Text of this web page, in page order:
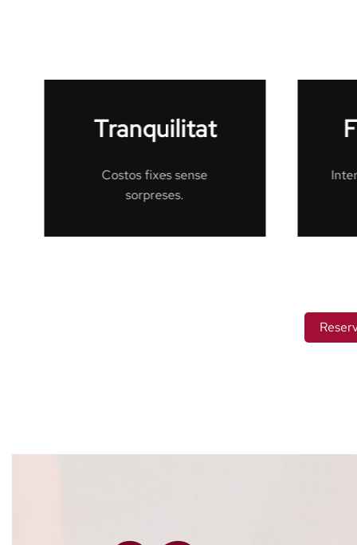
Fibra Óptica
Internet d’última generació